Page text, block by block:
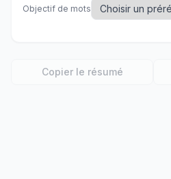
Objectif de mots
Copier le résumé